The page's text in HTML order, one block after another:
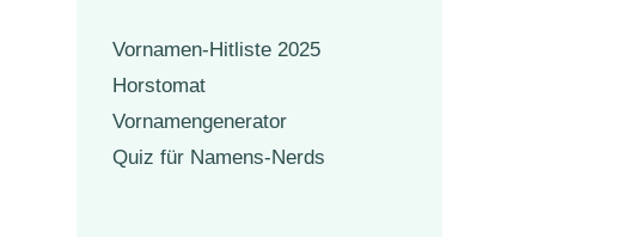
Vornamen-Hitliste 2025
Horstomat
Vornamengenerator
Quiz für Namens-Nerds